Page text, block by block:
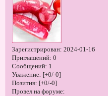
Зарегистрирован: 2024-01-16
Приглашений: 0
Сообщений: 1
Уважение: [+0/-0]
Позитив: [+0/-0]
Провел на форуме: